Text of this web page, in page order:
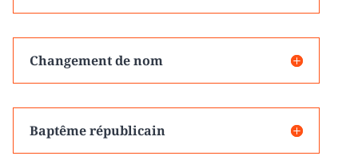
Changement de nom
Baptême républicain